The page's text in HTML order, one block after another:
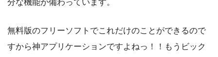
分な機能が備わっています。
無料版のフリーソフトでこれだけのことができるので
すから神アプリケーションですよねっ！！もうビック